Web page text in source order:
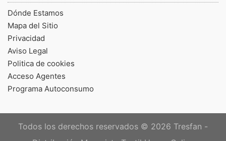
Dónde Estamos
Mapa del Sitio
Privacidad
Aviso Legal
Politica de cookies
Acceso Agentes
Programa Autoconsumo
Todos los derechos reservados © 2026 Tresfan -